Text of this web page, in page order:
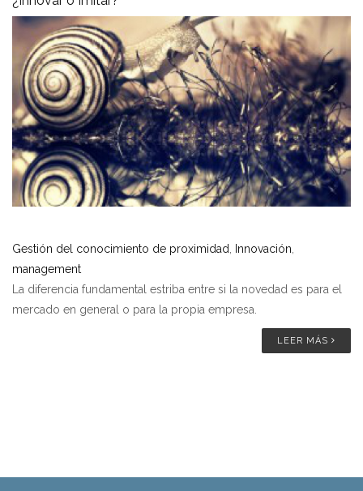
Gestión del conocimiento de proximidad Innovación
management
La diferencia fundamental estriba entre si la novedad es para el
mercado en general o para la propia empresa.
LEER MÁS